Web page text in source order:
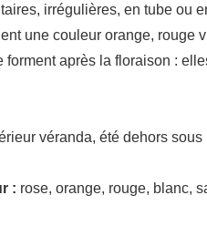
irrégulières, en tube ou
une couleur orange, rouge
forment après la floraison :
véranda, été dehors
: rose, orange, rouge, blanc,